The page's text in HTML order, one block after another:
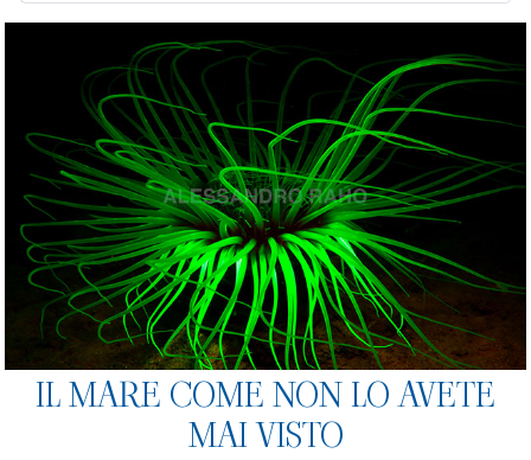
IL MARE COME NON LO AVETE
MAI VISTO